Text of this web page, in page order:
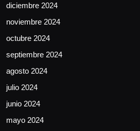
diciembre 2024
noviembre 2024
octubre 2024
septiembre 2024
agosto 2024
julio 2024
junio 2024
mayo 2024